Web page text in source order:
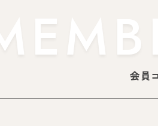
会員